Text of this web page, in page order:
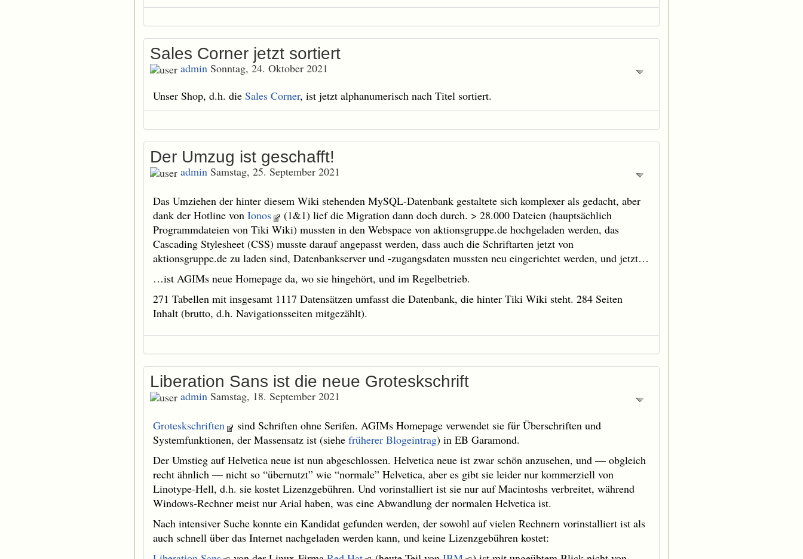
Sales Corner jetzt sortiert
admin Sonntag, 24. Oktober 2021
Unser Shop, d.h. die Sales Corner, ist jetzt alphanumerisch nach Titel sortiert.
Der Umzug ist geschafft!
admin Samstag, 25. September 2021
Das Umziehen der hinter diesem Wiki stehenden MySQL-Datenbank gestaltete sich komplexer als gedacht, aber
dank der Hotline von Ionos
(1&1) lief die Migration dann doch durch. > 28.000 Dateien (hauptsächlich
Programmdateien von Tiki Wiki) mussten in den Webspace von aktionsgruppe.de hochgeladen werden, das
Cascading Stylesheet (CSS) musste darauf angepasst werden, dass auch die Schriftarten jetzt von
aktionsgruppe.de zu laden sind, Datenbankserver und -zugangsdaten mussten neu eingerichtet werden, und jetzt…
…ist AGIMs neue Homepage da, wo sie hingehört, und im Regelbetrieb.
271 Tabellen mit insgesamt 1117 Datensätzen umfasst die Datenbank, die hinter Tiki Wiki steht. 284 Seiten
Inhalt (brutto, d.h. Navigationsseiten mitgezählt).
Liberation Sans ist die neue Groteskschrift
admin Samstag, 18. September 2021
Groteskschriften
sind Schriften ohne Serifen. AGIMs Homepage verwendet sie für Überschriften und
Systemfunktionen, der Massensatz ist (siehe früherer Blogeintrag) in EB Garamond.
Der Umstieg auf Helvetica neue ist nun abgeschlossen. Helvetica neue ist zwar schön anzusehen, und — obgleich
recht ähnlich — nicht so “übernutzt” wie “normale” Helvetica, aber es gibt sie leider nur kommerziell von
Linotype-Hell, d.h. sie kostet Lizenzgebühren. Und vorinstalliert ist sie nur auf Macintoshs verbreitet, während
Windows-Rechner meist nur Arial haben, was eine Abwandlung der normalen Helvetica ist.
Nach intensiver Suche konnte ein Kandidat gefunden werden, der sowohl auf vielen Rechnern vorinstalliert ist als
auch schnell über das Internet nachgeladen werden kann, und keine Lizenzgebühren kostet: